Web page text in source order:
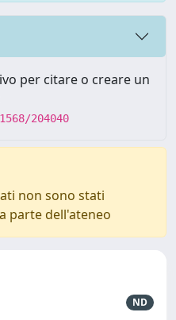
per citare o creare un
204040
non sono stati
parte dell'ateneo
ND